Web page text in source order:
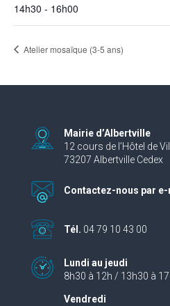
14h30 - 16h00
Atelier mosaïque (3-5 ans)
Mairie d’Albertville
12 cours de l’Hôtel de
73207 Albertville Cedex
Contactez-nous par e-
Tél. 04 79 10 43 00
Lundi au jeudi
8h30 à 12h / 13h30 à
Vendredi